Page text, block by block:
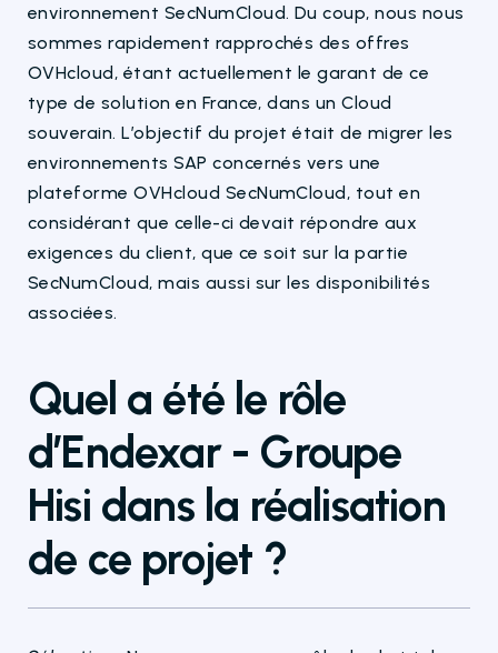
environnement SecNumCloud. Du coup, nous nous
sommes rapidement rapprochés des offres
OVHcloud, étant actuellement le garant de ce
type de solution en France, dans un Cloud
souverain. L’objectif du projet était de migrer les
environnements SAP concernés vers une
plateforme OVHcloud SecNumCloud, tout en
considérant que celle-ci devait répondre aux
exigences du client, que ce soit sur la partie
SecNumCloud, mais aussi sur les disponibilités
associées.
Quel a été le rôle
d’Endexar - Groupe
Hisi dans la réalisation
de ce projet ?